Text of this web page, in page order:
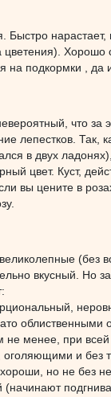
нарастает,
цветения).
на подкормки , да
что
лепестков. Так,
в двух
цвет. Куст,
вы цените в
(без
вкусный. Но
облиственными
не менее, при
и без
но не без
(начинают